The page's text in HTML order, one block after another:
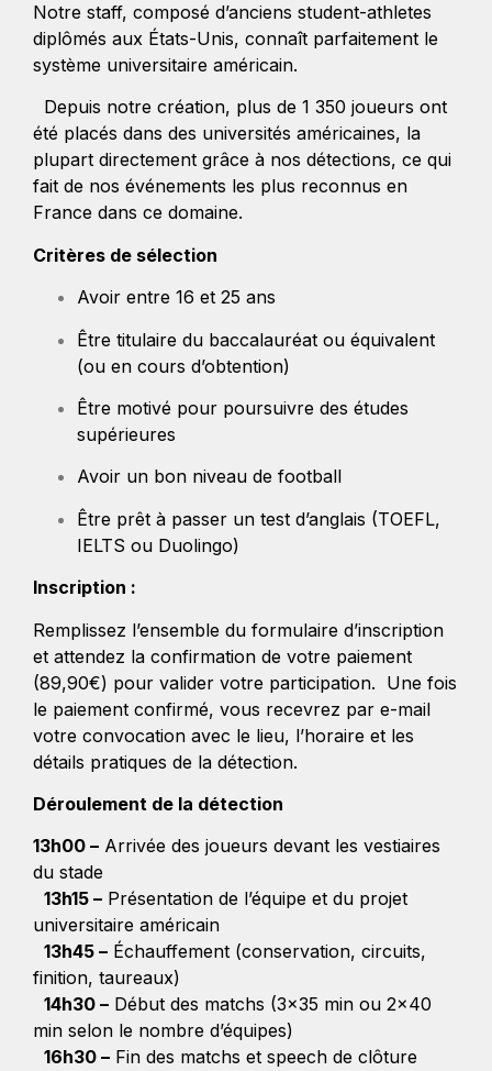
Notre staff, composé d’anciens student-athletes
diplômés aux États-Unis, connaît parfaitement le
système universitaire américain.
Depuis notre création, plus de 1 350 joueurs ont
été placés dans des universités américaines, la
plupart directement grâce à nos détections, ce qui
fait de nos événements les plus reconnus en
France dans ce domaine.
Critères de sélection
Avoir entre 16 et 25 ans
Être titulaire du baccalauréat ou équivalent
(ou en cours d’obtention)
Être motivé pour poursuivre des études
supérieures
Avoir un bon niveau de football
Être prêt à passer un test d’anglais (TOEFL,
IELTS ou Duolingo)
Inscription :
Remplissez l’ensemble du formulaire d’inscription
et attendez la confirmation de votre paiement
(89,90€) pour valider votre participation. Une fois
le paiement confirmé, vous recevrez par e-mail
votre convocation avec le lieu, l’horaire et les
détails pratiques de la détection.
Déroulement de la détection
13h00 – Arrivée des joueurs devant les vestiaires
du stade
13h15 – Présentation de l’équipe et du projet
universitaire américain
13h45 – Échauffement (conservation, circuits,
finition, taureaux)
14h30 – Début des matchs (3×35 min ou 2×40
min selon le nombre d’équipes)
16h30 – Fin des matchs et speech de clôture